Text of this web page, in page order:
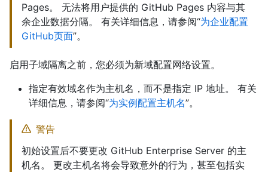
Pages。 无法将用户提供的 GitHub Pages 内容与其
余企业数据分隔。 有关详细信息，请参阅“为企业配置
GitHub页面”。
启用子域隔离之前，您必须为新域配置网络设置。
指定有效域名作为主机名，而不是指定 IP 地址。 有关
详细信息，请参阅“为实例配置主机名”。
警告
初始设置后不要更改 GitHub Enterprise Server 的主
机名。 更改主机名将会导致意外的行为，甚至包括实